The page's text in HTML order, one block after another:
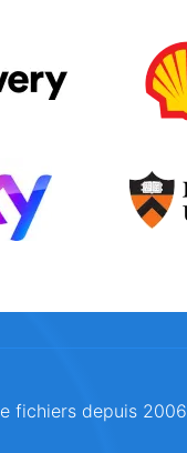
fichiers depuis 2006